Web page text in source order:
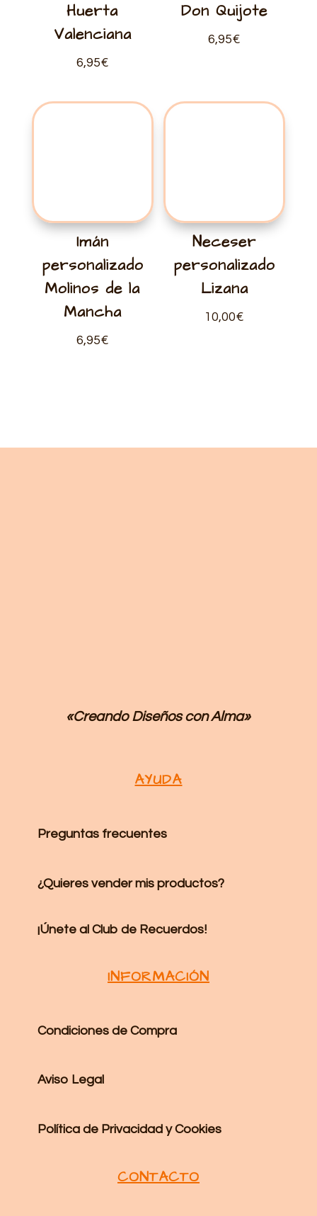
Huerta
Valenciana
6,95€
Don Quijote
6,95€
Imán
personalizado
Molinos de la
Mancha
6,95€
Neceser
personalizado
Lizana
10,00€
«Creando Diseñoscon Alma»
AYUDA
Preguntas frecuentes
¿Quieres vender mis productos?
¡Únete al Club de Recuerdos!
INFORMACIÓN
Condiciones de Compra
Aviso Legal
Política de Privacidad y Cookies
CONTACTO